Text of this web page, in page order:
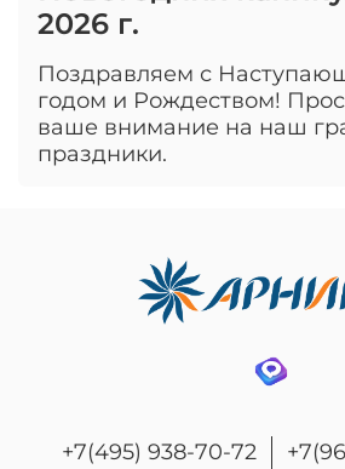
2026 г.
Поздравляем с
годом и Рождеством!
ваше внимание на наш
праздники.
+7(495) 938-70-72